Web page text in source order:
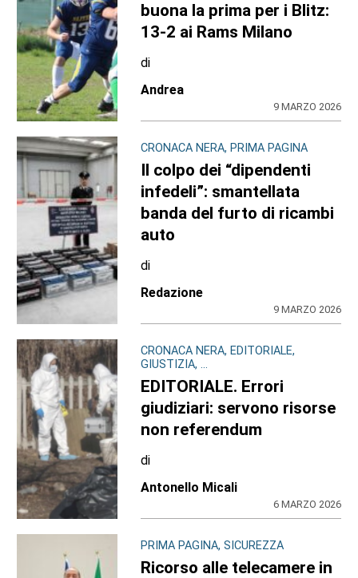
buona la prima per i Blitz:
13-2 ai Rams Milano
di
Andrea
9 MARZO 2026
CRONACA NERA, PRIMA PAGINA
Il colpo dei “dipendenti
infedeli”: smantellata
banda del furto di ricambi
auto
di
Redazione
9 MARZO 2026
CRONACA NERA, EDITORIALE,
GIUSTIZIA, ...
EDITORIALE. Errori
giudiziari: servono risorse
non referendum
di
Antonello Micali
6 MARZO 2026
PRIMA PAGINA, SICUREZZA
Ricorso alle telecamere in